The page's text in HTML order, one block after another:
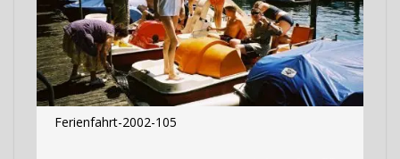
Ferienfahrt-2002-105